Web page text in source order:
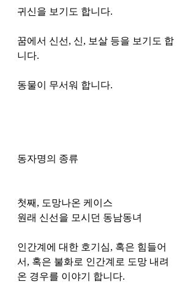
귀신을 보기도 합니다.
꿈에서 신선, 신, 보살 등을 보기도 합
니다.
동물이 무서워 합니다.
동자명의 종류
첫째, 도망나온 케이스
원래 신선을 모시던 동남동녀
인간계에 대한 호기심, 혹은 힘들어
서, 혹은 불화로 인간계로 도망 내려
온 경우를 이야기 합니다.